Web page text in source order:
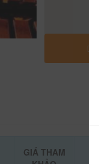
GIÁ THAM